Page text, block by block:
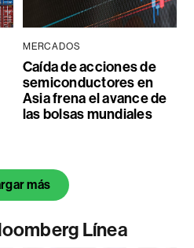
MERCADOS
Caída de acciones de
semiconductores en
Asia frena el avance de
las bolsas mundiales
más
Línea